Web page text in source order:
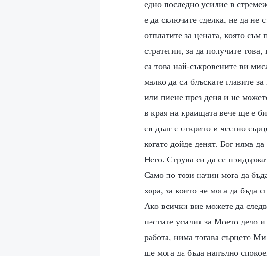
едно последно усилие в
е да сключите сделка, не да
отплатите за цената, която съм
стратегии, за да получите
са това най-съкровените ви
малко да си блъскате главите
или пиене през деня и не
в края на краищата вече ще е
си дълг с открито и честно
когато дойде денят, Бог няма
Него. Струва си да се
Само по този начин мога да
хора, за които не мога да бъда
Ако всички вие можете да
пестите усилия за Моето дело
работа, нима тогава сърцето
ще мога да бъда напълно